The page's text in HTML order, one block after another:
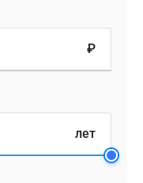
₽
лет